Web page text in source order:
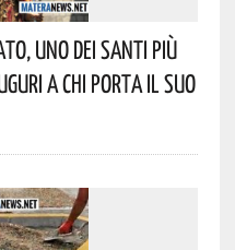
Uno Dei Santi Più
A Chi Porta Il Suo